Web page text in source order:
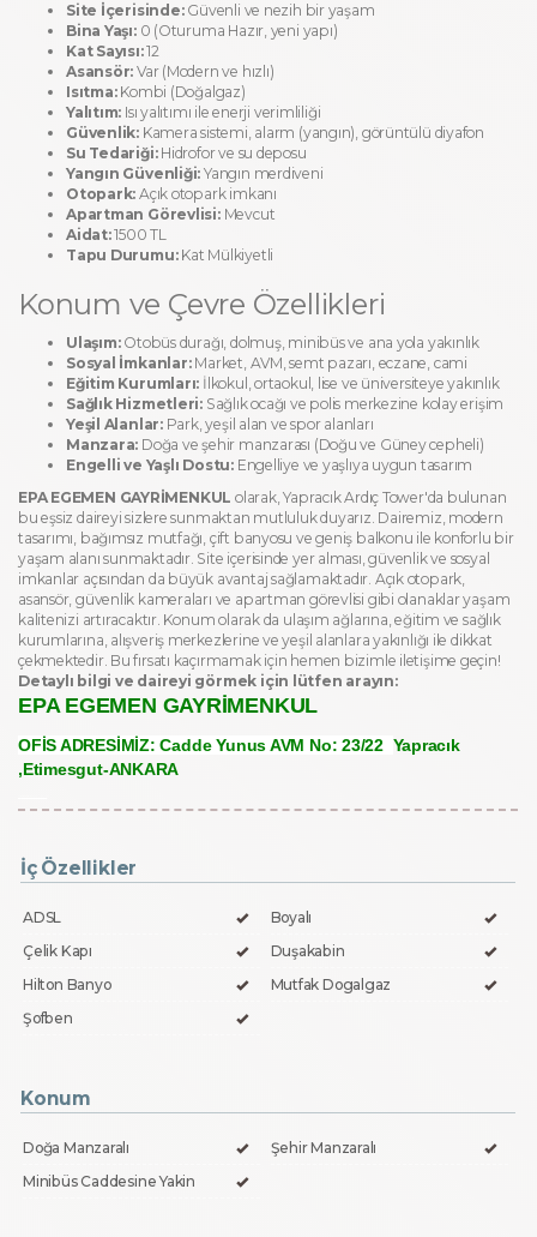
Site İçerisinde:Güvenli ve nezih bir yaşam
Bina Yaşı:0 (Oturuma Hazır, yeni yapı)
Kat Sayısı:12
Asansör: Var (Modern ve hızlı)
Isıtma:Kombi (Doğalgaz)
Yalıtım: Isı yalıtımı ile enerji verimliliği
Güvenlik: Kamera sistemi, alarm (yangın), görüntülü diyafon
Su Tedariği:Hidrofor ve su deposu
Yangın Güvenliği: Yangın merdiveni
Otopark: Açık otopark imkanı
Apartman Görevlisi:Mevcut
Aidat:1500 TL
Tapu Durumu:Kat Mülkiyetli
Konum ve Çevre Özellikleri
Ulaşım:Otobüs durağı, dolmuş, minibüs ve ana yola yakınlık
Sosyal İmkanlar:Market, AVM, semt pazarı, eczane, cami
Eğitim Kurumları: İlkokul, ortaokul, lise ve üniversiteye yakınlık
Sağlık Hizmetleri: Sağlık ocağı ve polis merkezine kolay erişim
Yeşil Alanlar:Park, yeşil alan ve spor alanları
Manzara: Doğa ve şehir manzarası (Doğu ve Güney cepheli)
Engelli ve Yaşlı Dostu:Engelliye ve yaşlıya uygun tasarım
EPA EGEMEN GAYRİMENKUL olarak, Yapracık Ardıç Tower'da bulunan
bu eşsiz daireyi sizlere sunmaktan mutluluk duyarız. Dairemiz, modern
tasarımı, bağımsız mutfağı, çift banyosu ve geniş balkonu ile konforlu bir
yaşam alanı sunmaktadır. Site içerisinde yer alması, güvenlik ve sosyal
imkanlar açısından da büyük avantaj sağlamaktadır. Açık otopark,
asansör, güvenlik kameraları ve apartman görevlisi gibi olanaklar yaşam
kalitenizi artıracaktır. Konum olarak da ulaşım ağlarına, eğitim ve sağlık
kurumlarına, alışveriş merkezlerine ve yeşil alanlara yakınlığı ile dikkat
çekmektedir. Bu fırsatı kaçırmamak için hemen bizimle iletişime geçin!
Detaylı bilgi ve daireyi görmek için lütfen arayın:
EPA EGEMEN GAYRİMENKUL
OFİS ADRESİMİZ: Cadde Yunus AVM No: 23/22 Yapracık
,Etimesgut-ANKARA
İç Özellikler
ADSL
Boyalı
Çelik Kapı
Duşakabin
Hilton Banyo
Mutfak Dogalgaz
Şofben
Konum
Doğa Manzaralı
Şehir Manzaralı
Minibüs Caddesine Yakin